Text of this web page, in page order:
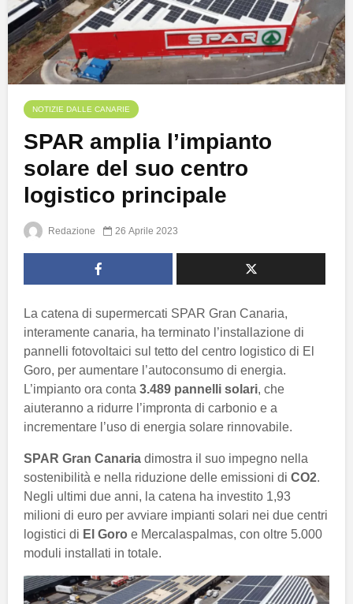
NOTIZIE DALLE CANARIE
SPAR amplia l’impianto
solare del suo centro
logistico principale
Redazione 26 Aprile 2023
La catena di supermercati SPAR Gran Canaria,
interamente canaria, ha terminato l’installazione di
pannelli fotovoltaici sul tetto del centro logistico di El
Goro, per aumentare l’autoconsumo di energia.
L’impianto ora conta 3.489 pannelli solari, che
aiuteranno a ridurre l’impronta di carbonio e a
incrementare l’uso di energia solare rinnovabile.
SPAR Gran Canaria dimostra il suo impegno nella
sostenibilità e nella riduzione delle emissioni di CO2.
Negli ultimi due anni, la catena ha investito 1,93
milioni di euro per avviare impianti solari nei due centri
logistici di El Goro e Mercalaspalmas, con oltre 5.000
moduli installati in totale.